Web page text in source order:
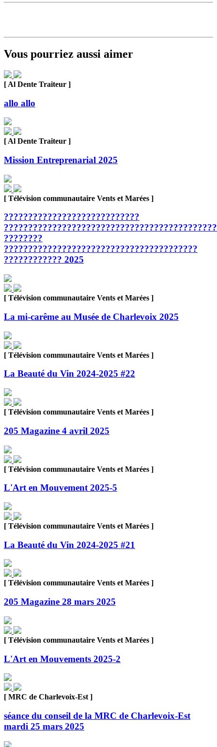
Vous pourriez aussi aimer
[ Al Dente Traiteur ]
allo allo
[ Al Dente Traiteur ]
Mission Entreprenarial 2025
[ Télévision communautaire Vents et Marées ]
????????????????????????????
????????
????????????????????????????????????????
???????????? 2025
[ Télévision communautaire Vents et Marées ]
La mi-carême au Musée de Charlevoix 2025
[ Télévision communautaire Vents et Marées ]
La Beauté du Vin 2024-2025 #22
[ Télévision communautaire Vents et Marées ]
205 Magazine 4 avril 2025
[ Télévision communautaire Vents et Marées ]
L'Art en Mouvement 2025-5
[ Télévision communautaire Vents et Marées ]
La Beauté du Vin 2024-2025 #21
[ Télévision communautaire Vents et Marées ]
205 Magazine 28 mars 2025
[ Télévision communautaire Vents et Marées ]
L'Art en Mouvements 2025-2
[ MRC de Charlevoix-Est ]
séance du conseil de la MRC de Charlevoix-Est
mardi 25 mars 2025